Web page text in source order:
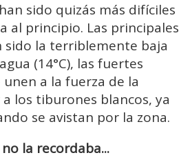
sido quizás más difíciles
al principio. Las principales
sido la terriblemente baja
(14°C), las fuertes
a la fuerza de la
los tiburones blancos, ya
se avistan por la zona.
la recordaba...